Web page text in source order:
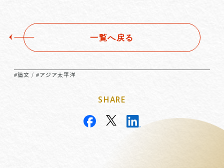
一覧へ戻る
#論文 /#アジア太平洋
SHARE